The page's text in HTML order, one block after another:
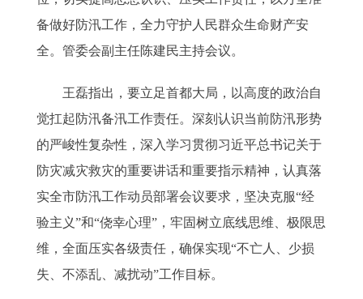
备做好防汛工作，全力守护人民群众生命财产安
全。管委会副主任陈建民主持会议。
王磊指出，要立足首都大局，以高度的政治自
觉扛起防汛备汛工作责任。深刻认识当前防汛形势
的严峻性复杂性，深入学习贯彻习近平总书记关于
防灾减灾救灾的重要讲话和重要指示精神，认真落
实全市防汛工作动员部署会议要求，坚决克服“经
验主义”和“侥幸心理”，牢固树立底线思维、极限思
维，全面压实各级责任，确保实现“不亡人、少损
失、不添乱、减扰动”工作目标。